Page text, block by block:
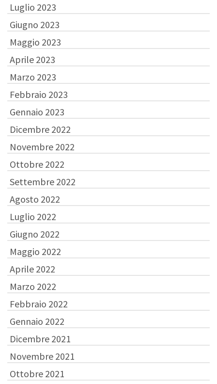
Luglio 2023
Giugno 2023
Maggio 2023
Aprile 2023
Marzo 2023
Febbraio 2023
Gennaio 2023
Dicembre 2022
Novembre 2022
Ottobre 2022
Settembre 2022
Agosto 2022
Luglio 2022
Giugno 2022
Maggio 2022
Aprile 2022
Marzo 2022
Febbraio 2022
Gennaio 2022
Dicembre 2021
Novembre 2021
Ottobre 2021